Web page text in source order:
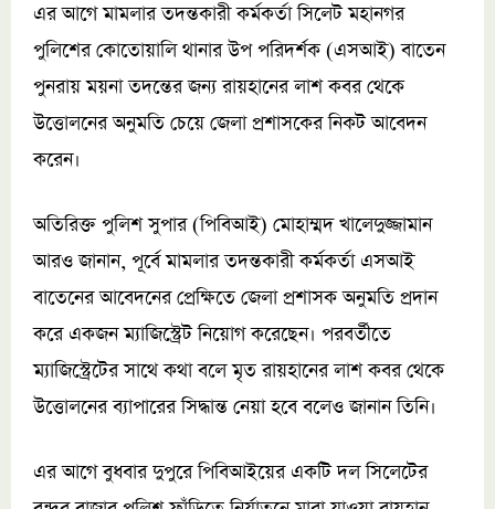
এর আগে মামলার তদন্তকারী কর্মকর্তা সিলেট মহানগর
পুলিশের কোতোয়ালি থানার উপ পরিদর্শক (এসআই) বাতেন
পুনরায় ময়না তদন্তের জন্য রায়হানের লাশ কবর থেকে
উত্তোলনের অনুমতি চেয়ে জেলা প্রশাসকের নিকট আবেদন
করেন।
অতিরিক্ত পুলিশ সুপার (পিবিআই) মোহাম্মদ খালেদুজ্জামান
আরও জানান, পূর্বে মামলার তদন্তকারী কর্মকর্তা এসআই
বাতেনের আবেদনের প্রেক্ষিতে জেলা প্রশাসক অনুমতি প্রদান
করে একজন ম্যাজিস্ট্রেট নিয়োগ করেছেন। পরবর্তীতে
ম্যাজিস্ট্রেটের সাথে কথা বলে মৃত রায়হানের লাশ কবর থেকে
উত্তোলনের ব্যাপারের সিদ্ধান্ত নেয়া হবে বলেও জানান তিনি।
এর আগে বুধবার দুপুরে পিবিআইয়ের একটি দল সিলেটের